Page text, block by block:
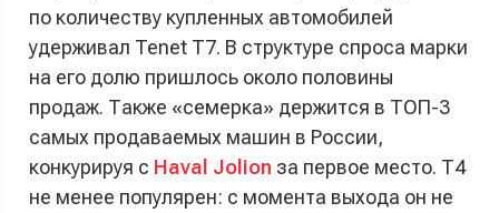
по количеству купленных автомобилей
удерживал Tenet T7. В структуре спроса марки
на его долю пришлось около половины
продаж. Также «семерка» держится в ТОП-3
самых продаваемых машин в России,
конкурируя с Haval Jolion за первое место. Т4
не менее популярен: с момента выхода он не